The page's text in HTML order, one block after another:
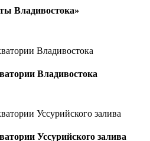
Владивостока»
Владивостока
Уссурийского залива